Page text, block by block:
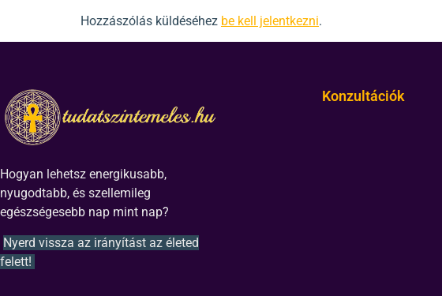
Hozzászólás küldéséhez be kell jelentkezni.
Hogyan lehetsz energikusabb,
nyugodtabb, és szellemileg
egészségesebb nap mint nap?
Nyerd vissza az irányítást az életed
felett!
Konzultációk